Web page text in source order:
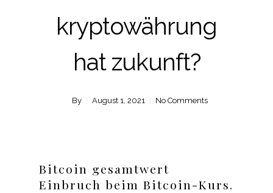
kryptowährung
hat zukunft?
By August 1, 2021 No Comments
Bitcoin gesamtwert
Einbruch beim Bitcoin-Kurs.